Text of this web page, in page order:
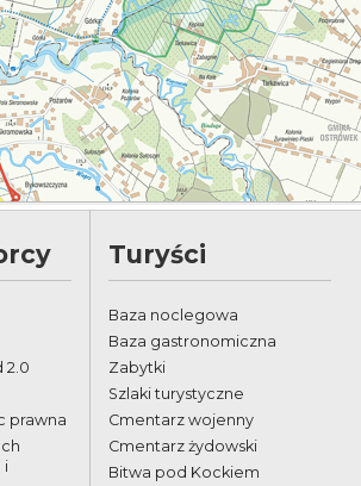
2.0
prawna
i
Turyści
Baza noclegowa
Baza gastronomiczna
Zabytki
Szlaki turystyczne
Cmentarz wojenny
Cmentarz żydowski
Bitwa pod Kockiem